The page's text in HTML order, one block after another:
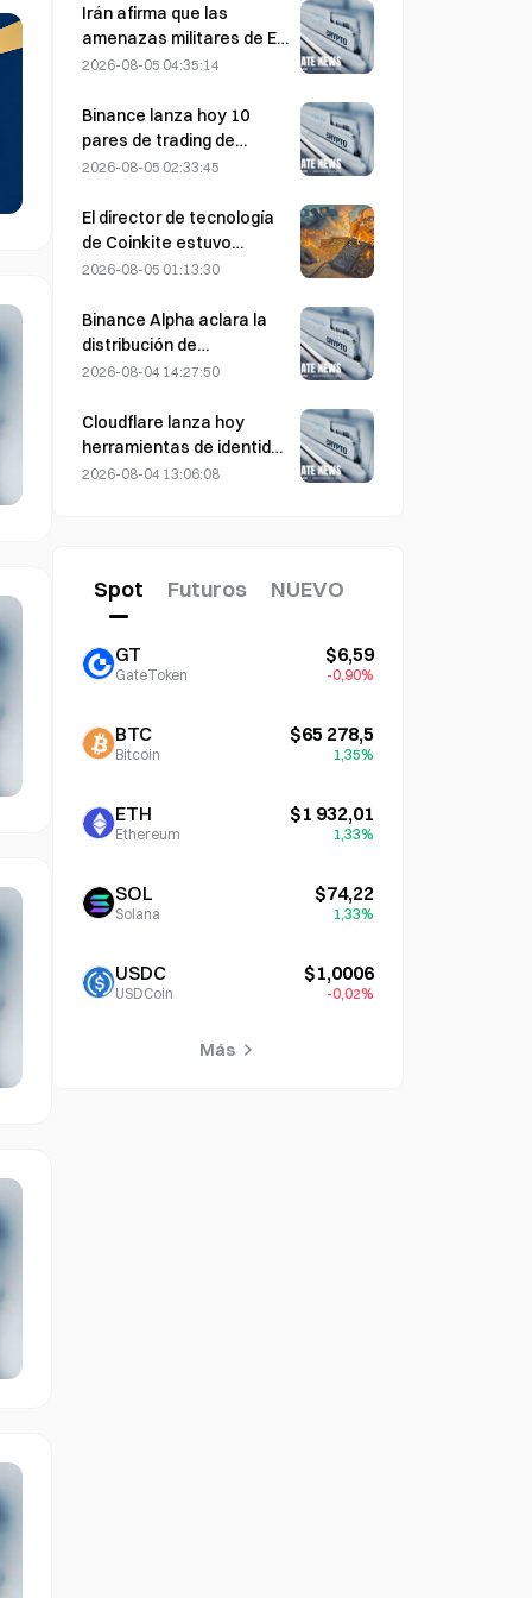
el 4 de agosto
Irán afirma que las
amenazas militares de EE.
UU. retrasan el acuerdo
sobre el estrecho de
Ormuz
2026-08-05 04:35:14
Binance lanza hoy 10
pares de trading de
bStocks a las 20:00
de maker
2026-08-05 02:33:45
El director de tecnología
de Coinkite estuvo
implicado en el incidente
con una vulnerabilidad de
Coldcard, que
desencadenó cuatro
provocó pérdidas por
valor de 114 millones de
dólares.
2026-08-05 01:13:30
Binance Alpha aclara la
distribución de
recompensas de
automáticamente a los
titulares de billeteras,
mientras que los usuarios
2026-08-04 14:27:50
Cloudflare lanza hoy
herramientas de identidad
y billetera para agentes
2026-08-04 13:06:08
Spot Futuros NUEVO
GT
GateToken
$6,59
-0,90%
BTC
Bitcoin
$65 278,5
1,35%
ETH
Ethereum
$1 932,01
1,33%
SOL
Solana
$74,22
1,33%
USDC
USDCoin
$1,0006
-0,02%
Más